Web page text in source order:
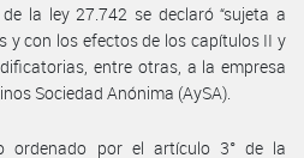
la ley 27.742 se declaró “sujeta a
y con los efectos de los capítulos II y
entre otras, a la empresa
Sociedad Anónima (AySA).
ordenado por el artículo 3° de la